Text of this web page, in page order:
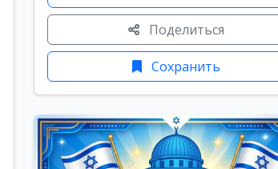
Поделиться
Сохранить